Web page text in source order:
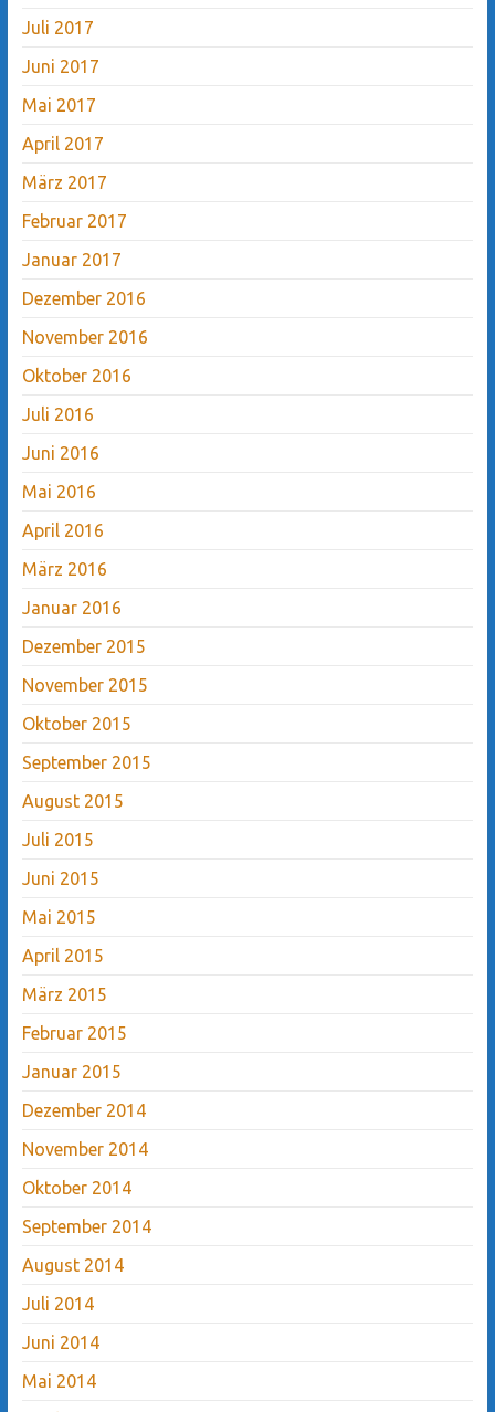
Juli 2017
Juni 2017
Mai 2017
April 2017
März 2017
Februar 2017
Januar 2017
Dezember 2016
November 2016
Oktober 2016
Juli 2016
Juni 2016
Mai 2016
April 2016
März 2016
Januar 2016
Dezember 2015
November 2015
Oktober 2015
September 2015
August 2015
Juli 2015
Juni 2015
Mai 2015
April 2015
März 2015
Februar 2015
Januar 2015
Dezember 2014
November 2014
Oktober 2014
September 2014
August 2014
Juli 2014
Juni 2014
Mai 2014